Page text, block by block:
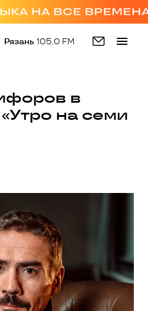
Рязань 105,0 FM
в
на семи